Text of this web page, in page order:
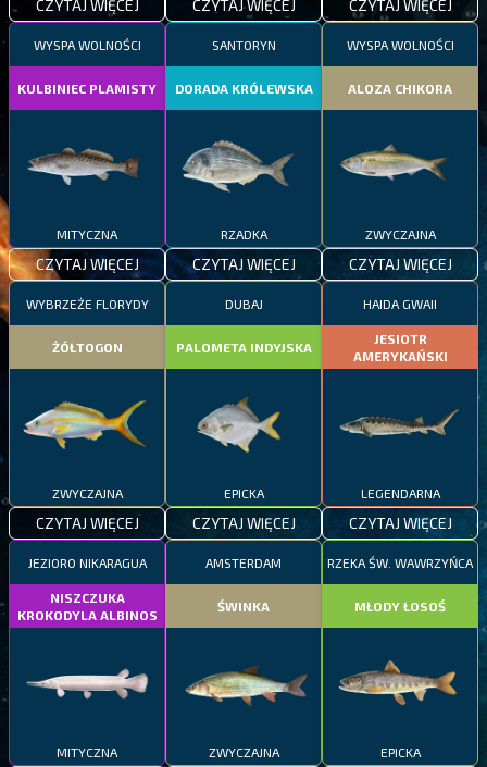
CZYTAJ WIĘCEJ CZYTAJ WIĘCEJ CZYTAJ WIĘCEJ
WYSPA WOLNOŚCI
KULBINIEC PLAMISTY
MITYCZNA
CZYTAJ WIĘCEJ
SANTORYN
DORADA KRÓLEWSKA
RZADKA
CZYTAJ WIĘCEJ
WYSPA WOLNOŚCI
ALOZA CHIKORA
ZWYCZAJNA
CZYTAJ WIĘCEJ
WYBRZEŻE FLORYDY
ŻÓŁTOGON
ZWYCZAJNA
CZYTAJ WIĘCEJ
DUBAJ
PALOMETA INDYJSKA
EPICKA
CZYTAJ WIĘCEJ
HAIDA GWAII
JESIOTR
AMERYKAŃSKI
LEGENDARNA
CZYTAJ WIĘCEJ
JEZIORO NIKARAGUA
NISZCZUKA
KROKODYLA ALBINOS
MITYCZNA
AMSTERDAM
ŚWINKA
ZWYCZAJNA
RZEKA ŚW. WAWRZYŃCA
MŁODY ŁOSOŚ
EPICKA